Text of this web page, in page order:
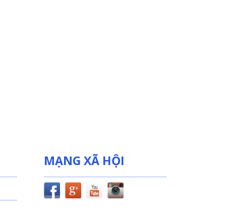
MẠNG XÃ HỘI